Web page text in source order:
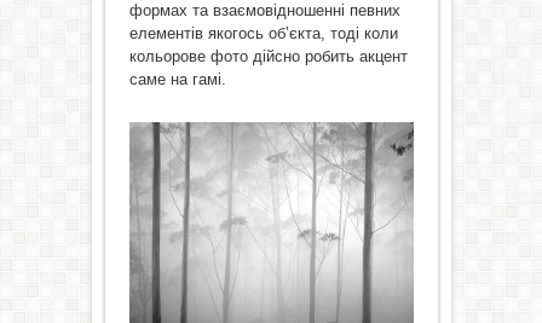
формах та взаємовідношенні певних
елементів якогось об’єкта, тоді коли
кольорове фото дійсно робить акцент
саме на гамі.